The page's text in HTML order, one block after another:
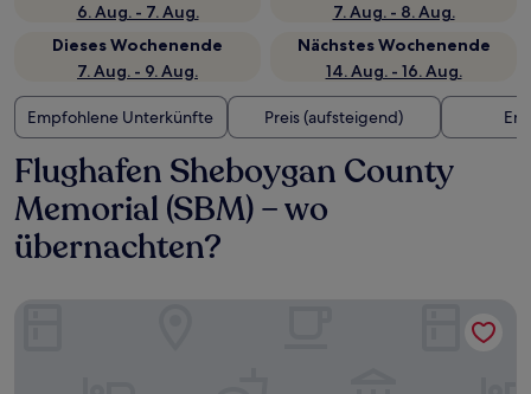
6. Aug. - 7. Aug.
7. Aug. - 8. Aug.
Dieses Wochenende
7. Aug. - 9. Aug.
Nächstes Wochenende
14. Aug. - 16. Aug.
Empfohlene Unterkünfte Preis (aufsteigend)
Flughafen Sheboygan County
Memorial (SBM) – wo
übernachten?